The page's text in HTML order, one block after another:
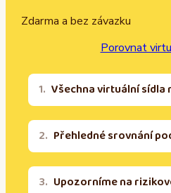
Zdarma a bez závazku
Porovnat
Všechna virtuální sídla
Přehledné srovnání
Upozorníme na